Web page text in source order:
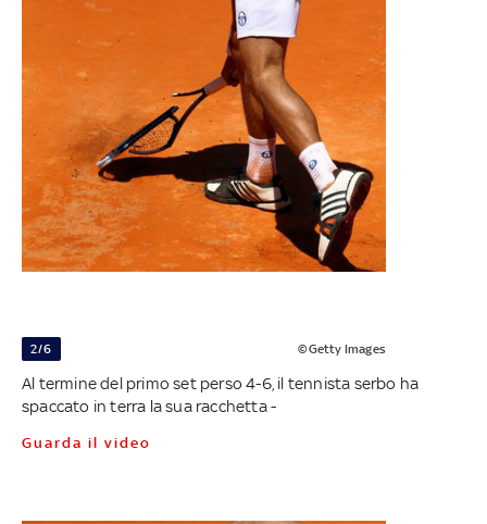
2/6 ©Getty Images
Al termine del primo set perso 4-6, il tennista serbo ha
spaccato in terra la sua racchetta -
Guarda il video